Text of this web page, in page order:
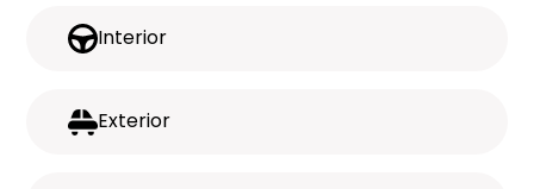
Interior
Exterior